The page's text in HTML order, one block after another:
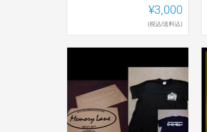
¥3,000
(税込/送料込)